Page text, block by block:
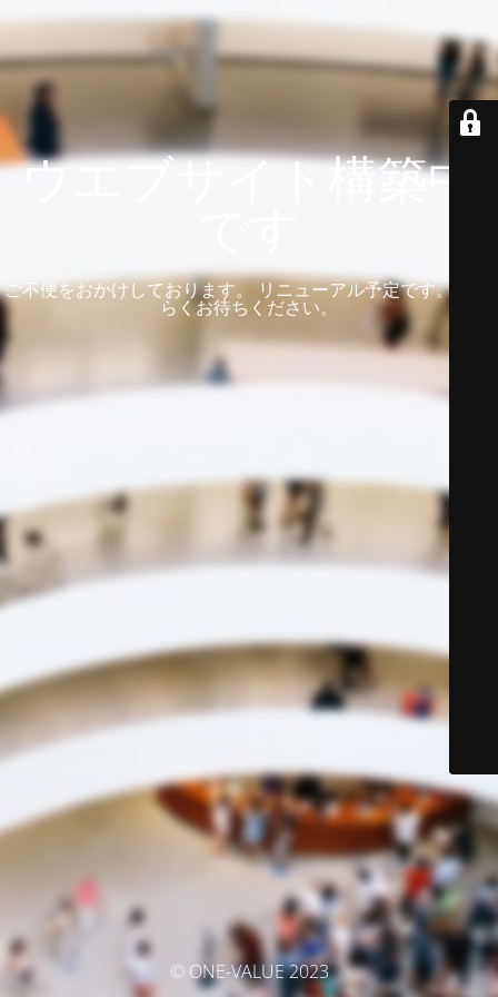
ウエブサイト構築中
ご不便をおかけしております。 リニューアル予定です。 しば
らくお待ちください。
© ONE-VALUE 2023